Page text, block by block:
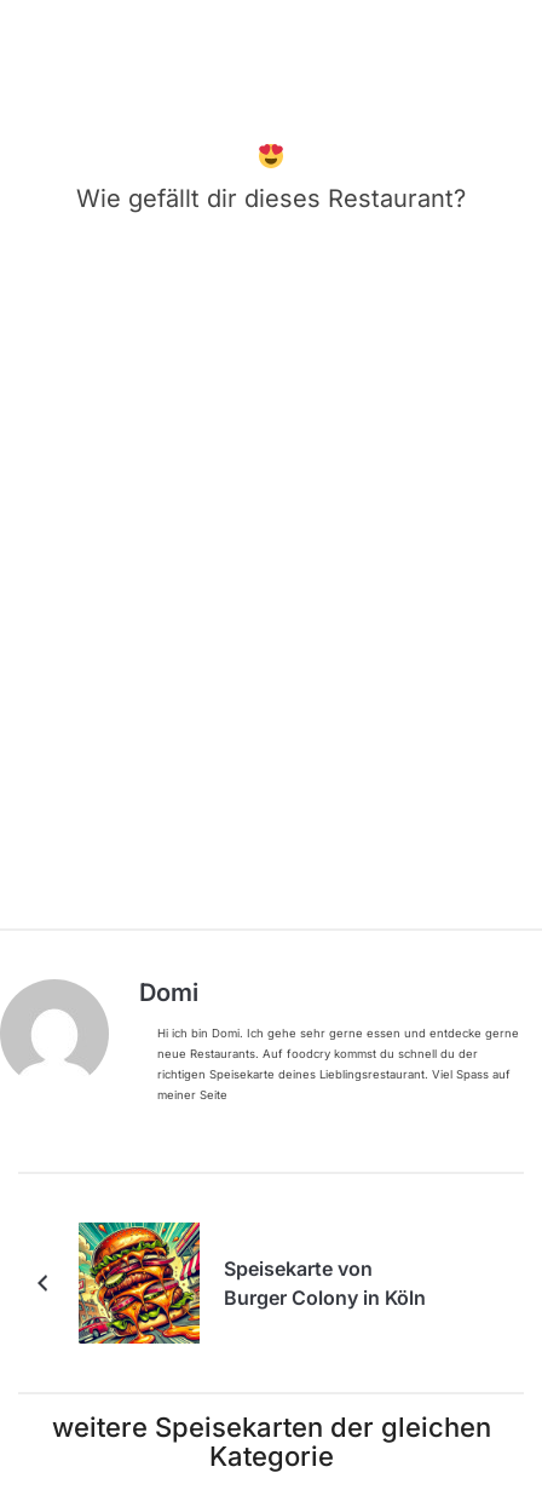
Wie gefällt dir dieses Restaurant?
Domi
Hi ich bin Domi. Ich gehe sehr gerne essen und entdecke gerne
neue Restaurants. Auf foodcry kommst du schnell du der
richtigen Speisekarte deines Lieblingsrestaurant. Viel Spass auf
meiner Seite
Speisekarte von
Burger Colony in Köln
weitere Speisekarten der gleichen
Kategorie